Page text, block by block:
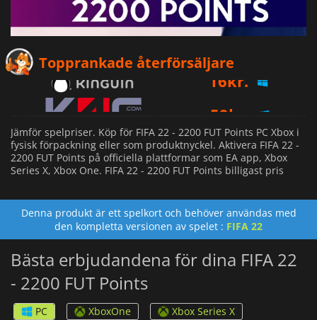
Topprankade återförsäljare
16kr.
168kr.
Jämför spelpriser. Köp för FIFA 22 - 2200 FUT Points PC Xbox i
fysisk förpackning eller som produktnyckel. Aktivera FIFA 22 -
2200 FUT Points på officiella plattformar som EA app, Xbox
Series X, Xbox One. FIFA 22 - 2200 FUT Points billigast pris
Denna produkt är ett spelkort och behöver användas med
den kompletta versionen av spelet : FIFA 22
Bästa erbjudandena för dina FIFA 22
- 2200 FUT Points
PC XboxOne
Xbox Series X